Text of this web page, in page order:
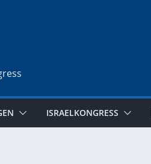
ISRAELKONGRESS